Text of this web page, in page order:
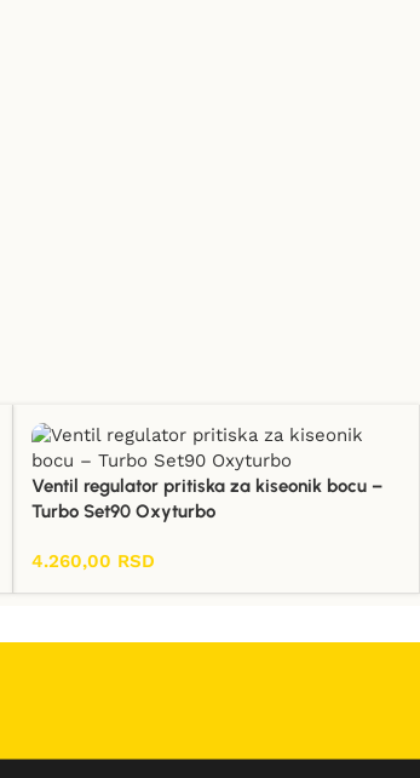
Ventil regulator pritiska za kiseonik bocu –
Turbo Set90 Oxyturbo
4.260,00 RSD